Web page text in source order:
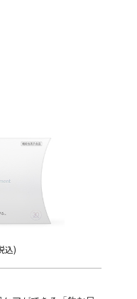
込)